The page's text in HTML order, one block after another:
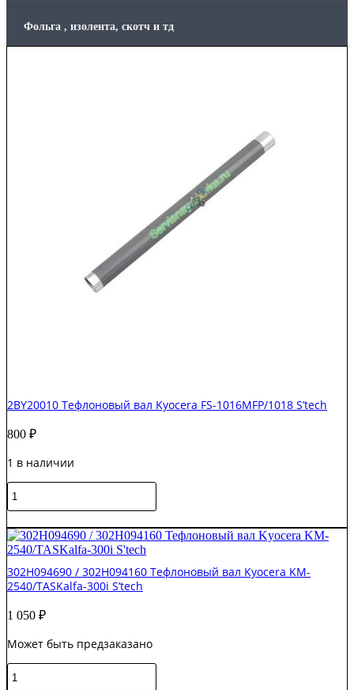
Фольга , изолента, скотч и тд
2BY20010 Тефлоновый вал Kyocera FS-1016MFP/1018 S’tech
800 ₽
1 в наличии
Количество
товара
Тефлоновый
вал
Kyocera
FS-
1016MFP/1018
302H094690 / 302H094160 Тефлоновый вал Kyocera KM-
2540/TASKalfa-300i S’tech
1 050 ₽
Может быть предзаказано
Количество
товара